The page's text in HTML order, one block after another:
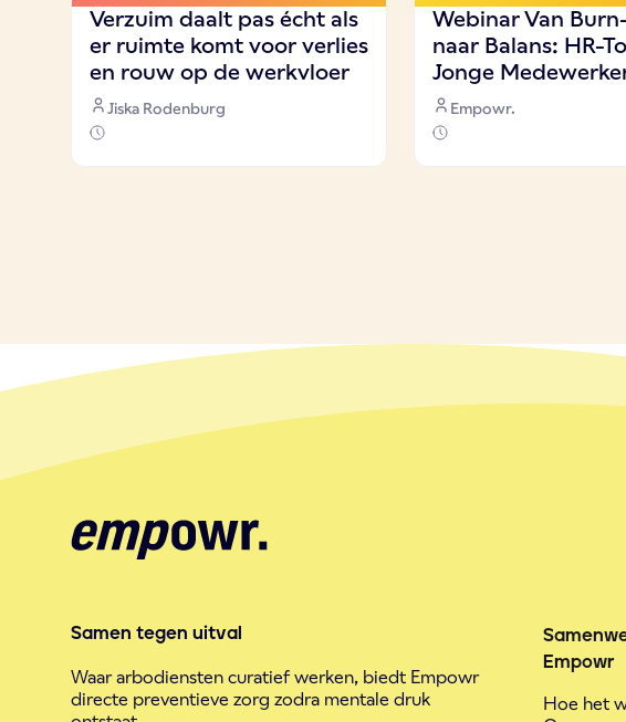
Verzuim daalt pas écht als
er ruimte komt voor verlies
en rouw op de werkvloer
Jiska Rodenburg
Webinar Van
naar Balans: HR-
Jonge
Empowr.
Samen tegen uitval
Waar arbodiensten curatief werken, biedt Empowr
directe preventieve zorg zodra mentale druk
Empowr
Hoe het